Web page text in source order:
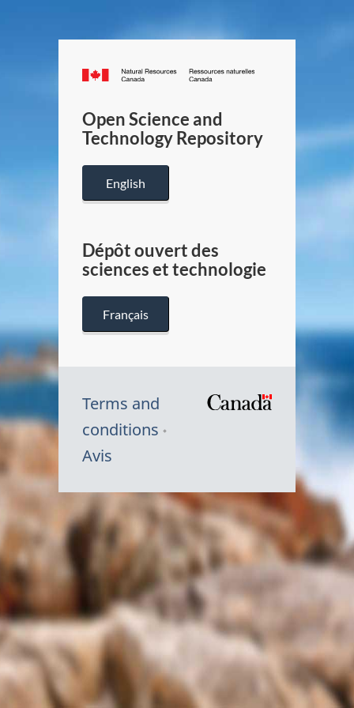
Canada.ca
/
Canada
Open Science and
Technology Repository
English
Dépôt ouvert des
sciences et technologie
Français
Terms and
conditions
Avis
Symbole
du
Canada